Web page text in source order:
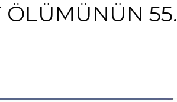
ÖLÜMÜNÜN 55.